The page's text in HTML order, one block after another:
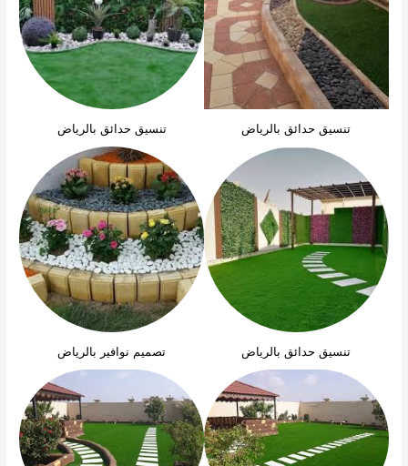
تنسيق حدائق بالرياض تنسيق حدائق بالرياض
تنسيق حدائق بالرياض تصميم نوافير بالرياض